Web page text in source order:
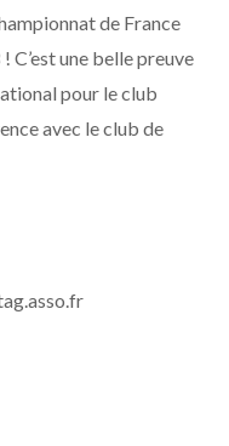
de France
C’est une belle preuve
pour le club
avec le club de